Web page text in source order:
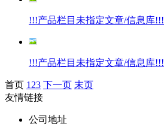
!!!产品栏目未指定文章/信息库!!!
!!!产品栏目未指定文章/信息库!!!
首页 1 23 下一页 末页
友情链接
公司地址